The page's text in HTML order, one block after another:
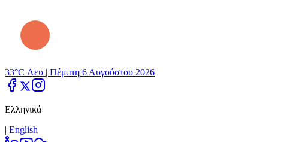
33°C Λευ | Πέμπτη 6 Αυγούστου 2026
Ελληνικά
| Εnglish